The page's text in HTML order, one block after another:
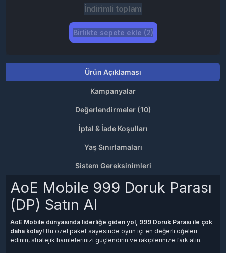
İndirimli toplam
Birlikte sepete ekle (2)
Ürün Açıklaması
Kampanyalar
Değerlendirmeler (10)
İptal & İade Koşulları
Yaş Sınırlamaları
Sistem Gereksinimleri
AoE Mobile 999 Doruk Parası
(DP) Satın Al
AoE Mobile dünyasında liderliğe giden yol, 999 Doruk Parası ile çok
daha kolay! Bu özel paket sayesinde oyun içi en değerli öğeleri
edinin, stratejik hamlelerinizi güçlendirin ve rakiplerinize fark atın.